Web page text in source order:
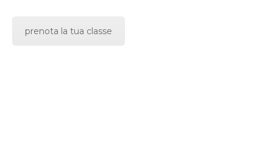
prenota la tua classe